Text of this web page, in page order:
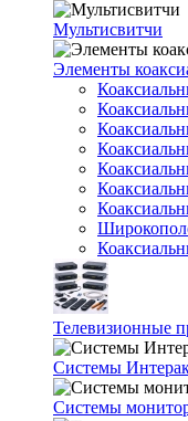
Мультисвитчи
Элементы
Телевизионные
Системы
Системы